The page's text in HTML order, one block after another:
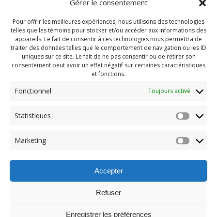
Gérer le consentement
Pour offrir les meilleures expériences, nous utilisons des technologies
telles que les témoins pour stocker et/ou accéder aux informations des
appareils. Le fait de consentir à ces technologies nous permettra de
traiter des données telles que le comportement de navigation ou les ID
uniques sur ce site. Le fait de ne pas consentir ou de retirer son
consentement peut avoir un effet négatif sur certaines caractéristiques
et fonctions.
Fonctionnel Toujours activé
Statistiques
Marketing
Accepter
Refuser
Enregistrer les préférences
Navigation
de
l'article
Previous
P1570557